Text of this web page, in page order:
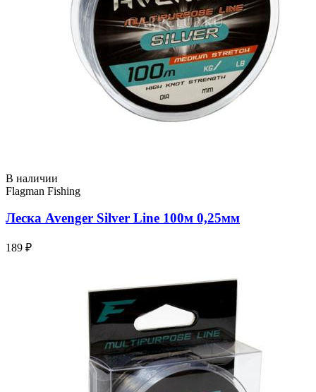
В наличии
Flagman Fishing
Леска Avenger Silver Line 100м 0,25мм
189 ₽